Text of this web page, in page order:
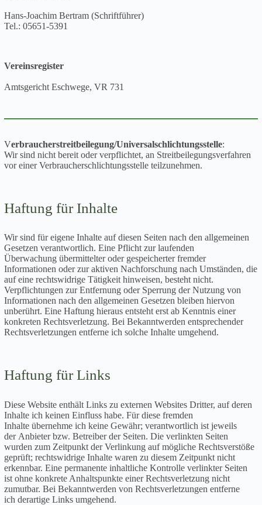
Hans-Joachim Bertram (Schriftführer)
Tel.: 05651-5391
Vereinsregister
Amtsgericht Eschwege, VR 731
Verbraucher­streit­beilegung/Universal­schlichtungs­stelle:
Wir sind nicht bereit oder verpflichtet, an Streitbeilegungsverfahren
vor einer Verbraucherschlichtungsstelle teilzunehmen.
Haftung für Inhalte
Wir sind für eigene Inhalte auf diesen Seiten nach den allgemeinen
Gesetzen verantwortlich. Eine Pflicht zur laufenden
Überwachung übermittelter oder gespeicherter fremder
Informationen oder zur aktiven Nachforschung nach Umständen, die
auf eine rechtswidrige Tätigkeit hinweisen, besteht nicht.
Verpflichtungen zur Entfernung oder Sperrung der Nutzung von
Informationen nach den allgemeinen Gesetzen bleiben hiervon
unberührt. Eine Haftung hieraus entsteht erst ab Kenntnis einer
konkreten Rechtsverletzung. Bei Bekanntwerden entsprechender
Rechtsverletzungen entferne ich solche Inhalte umgehend.
Haftung für Links
Diese Website enthält Links zu externen Websites Dritter, auf deren
Inhalte ich keinen Einfluss habe. Für diese fremden
Inhalte übernehme ich keine Gewähr; verantwortlich ist jeweils
der Anbieter bzw. Betreiber der Seiten. Die verlinkten Seiten
wurden zum Zeitpunkt der Verlinkung auf mögliche Rechtsverstöße
geprüft; rechtswidrige Inhalte waren zu diesem Zeitpunkt nicht
erkennbar. Eine permanente inhaltliche Kontrolle verlinkter Seiten
ist ohne konkrete Anhaltspunkte einer Rechtsverletzung nicht
zumutbar. Bei Bekanntwerden von Rechtsverletzungen entferne
ich derartige Links umgehend.